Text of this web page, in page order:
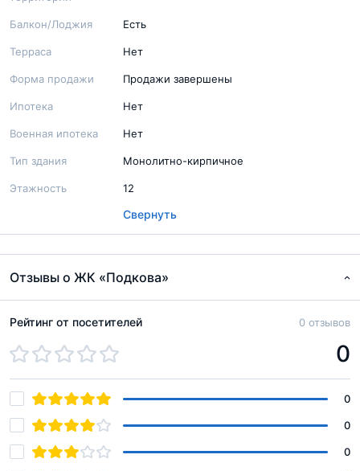
Балкон/Лоджия Есть
Терраса Нет
Форма продажи Продажи завершены
Ипотека Нет
Военная ипотека Нет
Тип здания Монолитно-кирпичное
Этажность 12
Свернуть
Отзывы о ЖК «Подкова»
Рейтинг от посетителей 0 отзывов
0
0
0
0